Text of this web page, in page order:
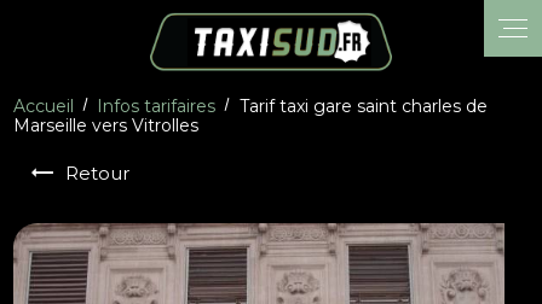
Accueil Infos tarifaires
Tarif taxi gare saint charles de
Marseille vers Vitrolles
Retour
Panneau de gestion des cookies